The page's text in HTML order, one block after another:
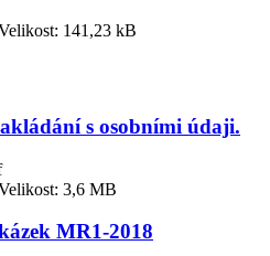
141,23 kB
s osobními údaji.
3,6 MB
MR1-2018